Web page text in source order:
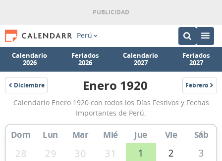
Perú
Calendario
2026
Feriados
2026
Calendario
2027
Feriados
2027
Diciembre
1919
Calendario
Enero
1920
de
Enero 1920 Febrero
1920
Calendario Enero 1920 con todos los Días Festivos y Fechas
Importantes de Perú.
Dom Lun Mar Mié Jue Vie Sáb
28 29 30 31 1 2
3